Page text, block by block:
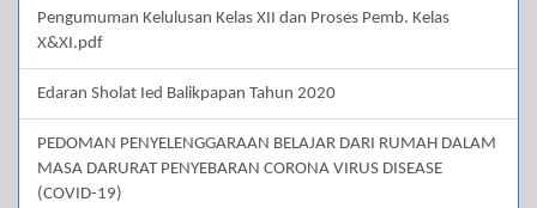
Pengumuman Kelulusan Kelas XII dan Proses Pemb. Kelas
X&XI.pdf
Edaran Sholat Ied Balikpapan Tahun 2020
PEDOMAN PENYELENGGARAAN BELAJAR DARI RUMAH DALAM
MASA DARURAT PENYEBARAN CORONA VIRUS DISEASE
(COVID-19)